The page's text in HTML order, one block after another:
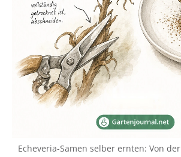
Echeveria-Samen selber ernten: Von der